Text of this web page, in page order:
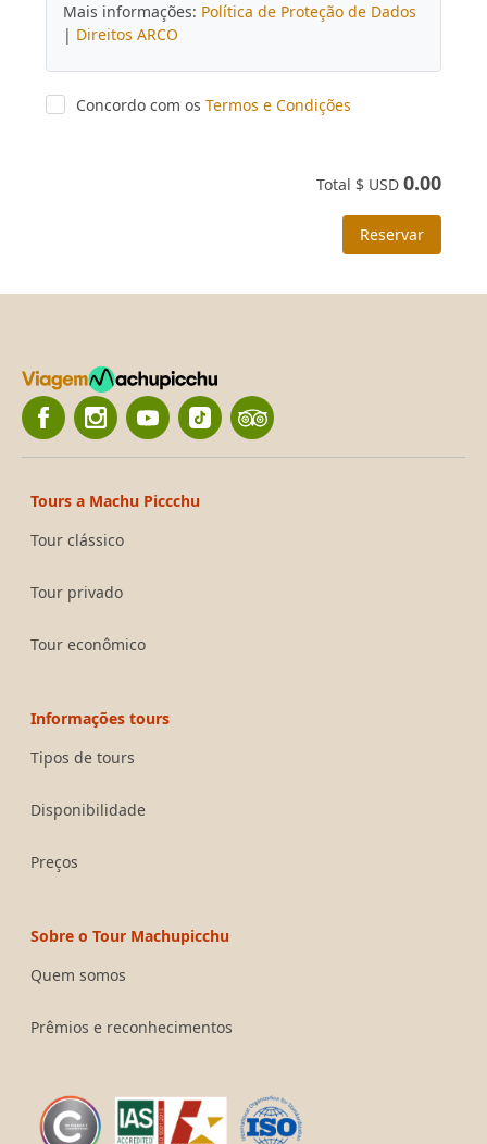
Mais informações: Política de Proteção de Dados
| Direitos ARCO
Concordo com os Termos e Condições
Total $ USD 0.00
Reservar
Tours a Machu Piccchu
Tour clássico
Tour privado
Tour econômico
Informações tours
Tipos de tours
Disponibilidade
Preços
Sobre o Tour Machupicchu
Quem somos
Prêmios e reconhecimentos